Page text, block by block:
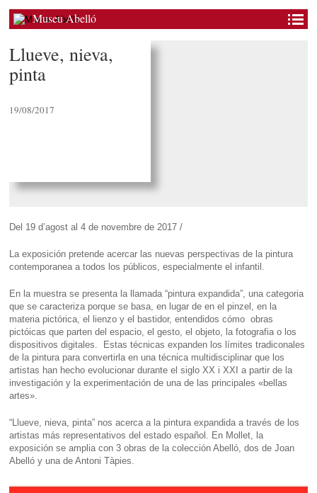
Museu Abelló
Llueve, nieva,
pinta
19/08/2017
Del 19 d’agost al 4 de novembre de 2017 /
La exposición pretende acercar las nuevas perspectivas de la pintura
contemporanea a todos los públicos, especialmente el infantil.
En la muestra se presenta la llamada “pintura expandida”, una categoria
que se caracteriza porque se basa, en lugar de en el pinzel, en la
materia pictórica, el lienzo y el bastidor, entendidos cómo obras
pictóicas que parten del espacio, el gesto, el objeto, la fotografia o los
dispositivos digitales. Estas técnicas expanden los límites tradiconales
de la pintura para convertirla en una técnica multidisciplinar que los
artistas han hecho evolucionar durante el siglo XX i XXI a partir de la
investigación y la experimentación de una de las principales «bellas
artes».
“Llueve, nieva, pinta” nos acerca a la pintura expandida a través de los
artistas más representativos del estado español. En Mollet, la
exposición se amplia con 3 obras de la colección Abelló, dos de Joan
Abelló y una de Antoni Tàpies.